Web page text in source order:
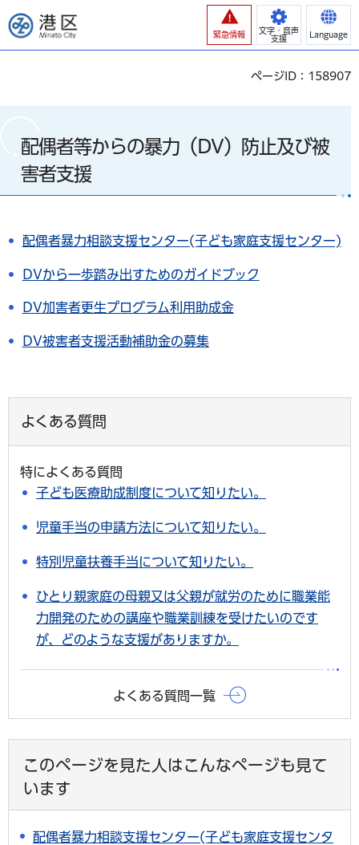
港区
緊急情報
文字・音声
支援
Language
ページID：158907
配偶者等からの暴力（DV）防止及び被
害者支援
配偶者暴力相談支援センター(子ども家庭支援センター)
DVから一歩踏み出すためのガイドブック
DV加害者更生プログラム利用助成金
DV被害者支援活動補助金の募集
よくある質問
特によくある質問
子ども医療助成制度について知りたい。
児童手当の申請方法について知りたい。
特別児童扶養手当について知りたい。
ひとり親家庭の母親又は父親が就労のために職業能
力開発のための講座や職業訓練を受けたいのです
が、どのような支援がありますか。
よくある質問一覧
このページを見た人はこんなページも見て
います
配偶者暴力相談支援センター(子ども家庭支援センタ